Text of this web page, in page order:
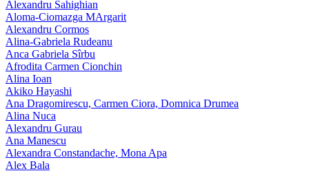
Alexandru Sahighian
Aloma-Ciomazga MArgarit
Alexandru Cormos
Alina-Gabriela Rudeanu
Anca Gabriela Sîrbu
Afrodita Carmen Cionchin
Alina Ioan
Akiko Hayashi
Ana Dragomirescu, Carmen Ciora, Domnica Drumea
Alina Nuca
Alexandru Gurau
Ana Manescu
Alexandra Constandache, Mona Apa
Alex Bala